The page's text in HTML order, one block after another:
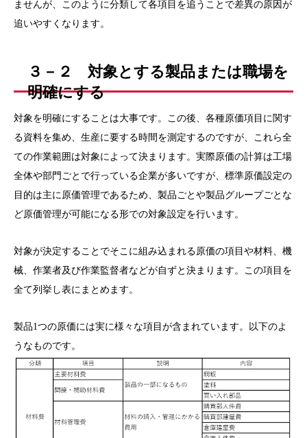
ませんが、このように分類して各項目を追うことで差異の原因が
追いやすくなります。
３－２ 対象とする製品または職場を
明確にする
対象を明確にすることは大事です。この後、各種原価項目に関す
る資料を集め、生産に要する時間を測定するのですが、これら全
ての作業範囲は対象によって決まります。実際原価の計算は工場
全体や部門ごとで行っている企業が多いですが、標準原価設定の
目的は主に原価管理であるため、製品ごとや製品グループごとな
ど原価管理が可能になる形での対象設定を行います。
対象が決定することでそこに組み込まれる原価の項目や材料、機
械、作業者及び作業監督者などが自ずと決まります。この項目を
全て列挙し表にまとめます。
製品1つの原価には実に様々な項目が含まれています。以下のよ
うなものです。